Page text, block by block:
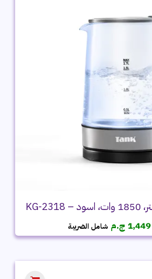
السعر
الأصلي
1,999 ج.م.
1,449 ج.م السعر
الحالي
1,449 ج.م.
شامل الضريبة